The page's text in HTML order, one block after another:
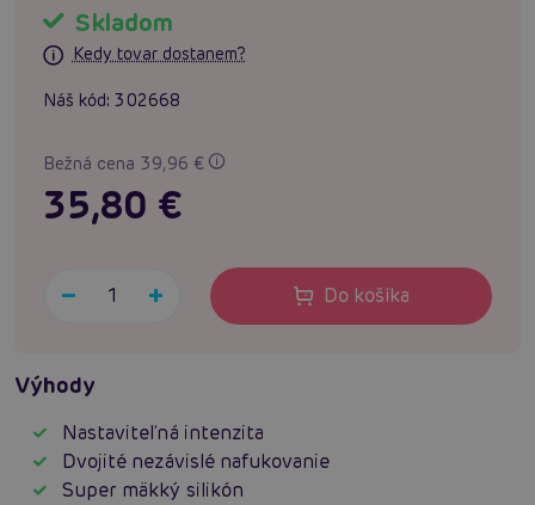
Skladom
Kedy tovar dostanem?
Náš kód: 302668
Bežná cena 39,96 €
35,80 €
Do košíka
Výhody
Nastaviteľná intenzita
Dvojité nezávislé nafukovanie
Super mäkký silikón